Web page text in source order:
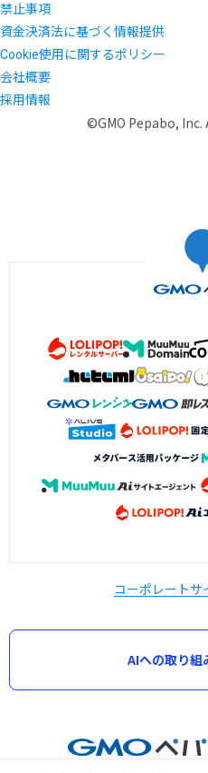
禁止事項
資金決済法に基づく情報提供
Cookie使用に関するポリシー
会社概要
採用情報
©GMO Pepabo,
コーポレートサ
AIへの取り組